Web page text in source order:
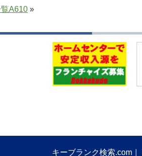
A610 »
キーブランク検索.com